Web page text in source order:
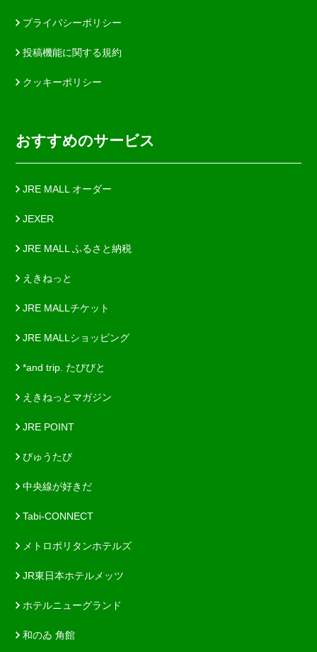
プライバシーポリシー
投稿機能に関する規約
クッキーポリシー
おすすめのサービス
JRE MALL オーダー
JEXER
JRE MALL ふるさと納税
えきねっと
JRE MALLチケット
JRE MALLショッピング
*and trip. たびびと
えきねっとマガジン
JRE POINT
びゅうたび
中央線が好きだ
Tabi-CONNECT
メトロポリタンホテルズ
JR東日本ホテルメッツ
ホテルニューグランド
和のゐ 角館